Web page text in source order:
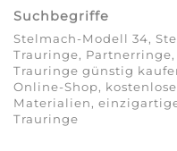
Suchbegriffe
Stelmach-Modell 34,
Trauringe,
Trauringe günstig
Online-Shop,
Materialien,
Trauringe